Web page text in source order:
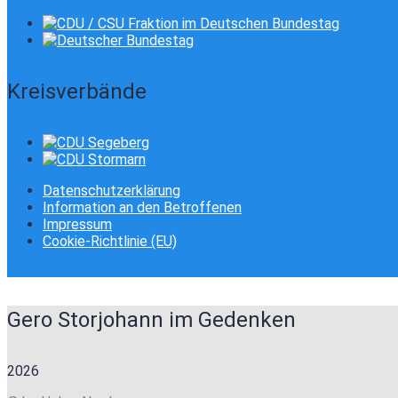
Kreisverbände
Datenschutzerklärung
Information an den Betroffenen
Impressum
Cookie-Richtlinie (EU)
Gero Storjohann im Gedenken
2026